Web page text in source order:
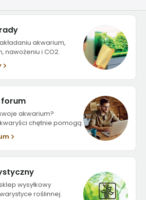
akwarium,
nawożeniu i CO2.
forum
akwarium?
chętnie pomogą.
wysyłkowy
roślinnej.